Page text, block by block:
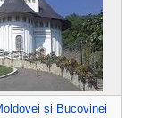
și Bucovinei